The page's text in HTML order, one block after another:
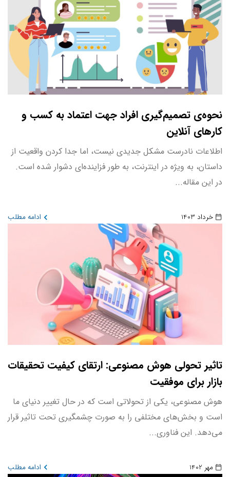
نحوه‌ی تصمیم‌گیری افراد جهت اعتماد به کسب و
کارهای آنلاین
اطلاعات نادرست مشکل جدیدی نیست، اما جدا کردن واقعیت از
داستان، به ویژه در اینترنت، به طور فزاینده‌ای دشوار شده است.
در این مقاله...
خرداد 1403 ادامه مطلب
تاثیر تحولی هوش مصنوعی: ارتقای کیفیت تحقیقات
بازار برای موفقیت
هوش مصنوعی، یکی از تحولاتی است که در حال تغییر دنیای ما
است و بخش‌های مختلفی را به صورت چشمگیری تحت تاثیر قرار
می‌دهد. این فناوری...
مهر 1402 ادامه مطلب